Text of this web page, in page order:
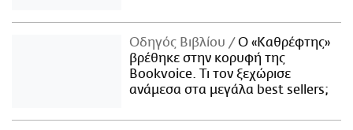
Οδηγός Βιβλίου
Ο «Καθρέφτης»
βρέθηκε στην κορυφή της
Bookvoice. Τι τον ξεχώρισε
ανάμεσα στα μεγάλα best sellers;